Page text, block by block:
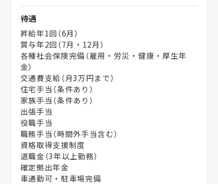
待遇
昇給年1回（6月）
賞与年2回（7月・12月）
各種社会保険完備（雇用・労災・健康・厚生年
金）
交通費支給（月3万円まで）
住宅手当（条件あり）
家族手当（条件あり）
出張手当
役職手当
職務手当（時間外手当含む）
資格取得支援制度
退職金（3年以上勤務）
確定拠出年金
車通勤可・駐車場完備